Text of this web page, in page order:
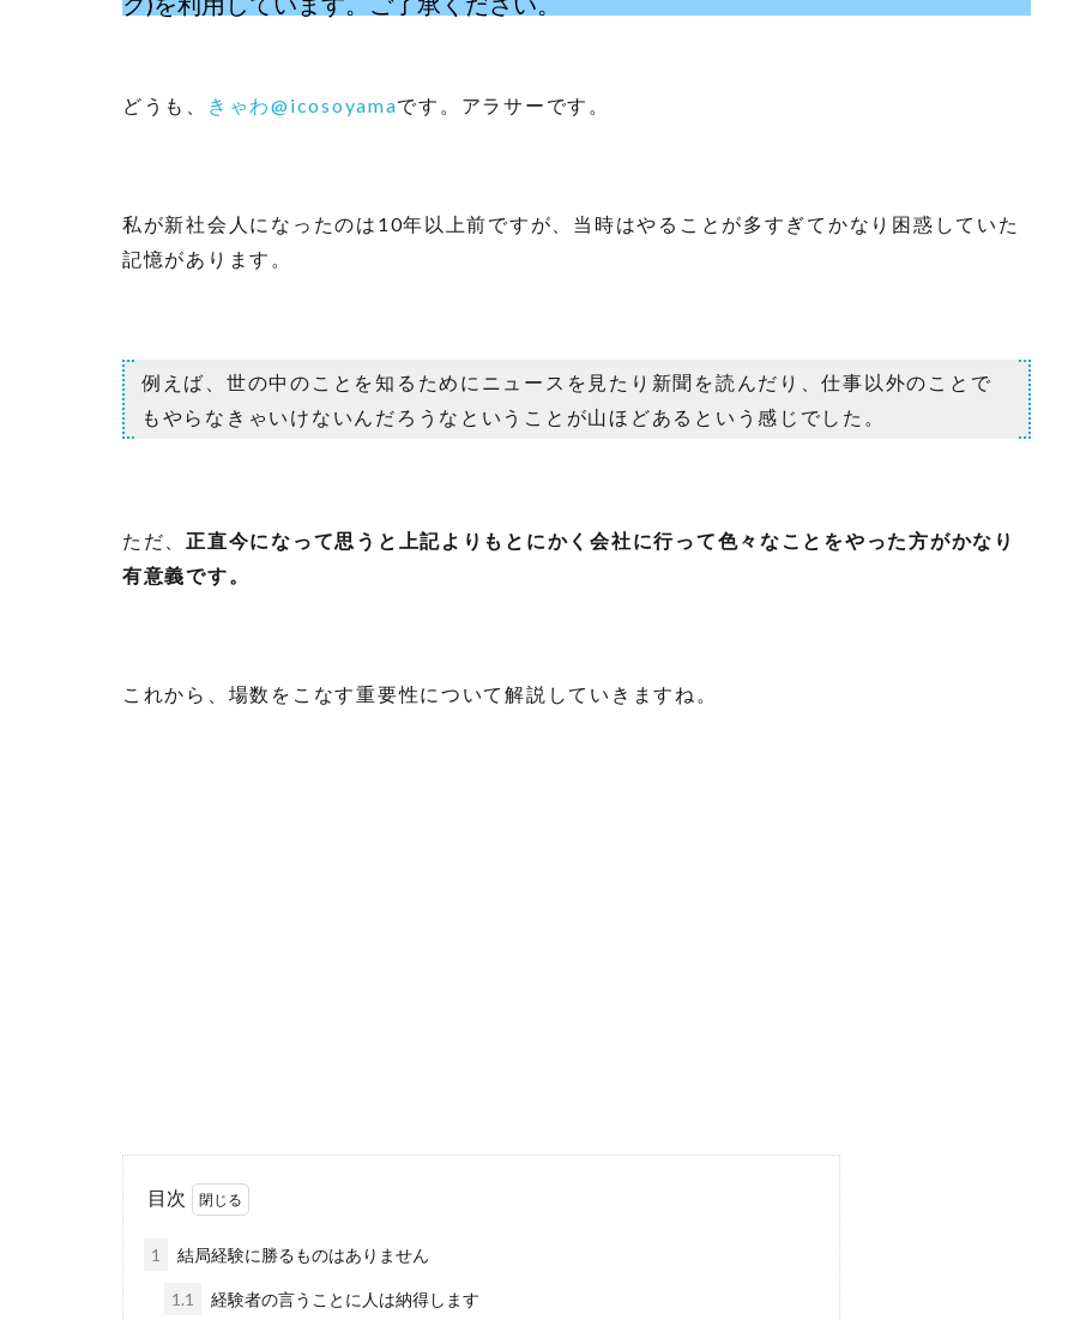
どうも、 きゃわ@icosoyamaです。アラサーです。
私が新社会人になったのは10年以上前ですが、当時はやることが多すぎてかなり困惑していた
記憶があります。
例えば、世の中のことを知るためにニュースを見たり新聞を読んだり、仕事以外のことで
もやらなきゃいけないんだろうなということが山ほどあるという感じでした。
ただ、 正直今になって思うと上記よりもとにかく会社に行って色々なことをやった方がかなり
有意義です。
これから、場数をこなす重要性について解説していきますね。
目次
1 結局経験に勝るものはありません
1.1 経験者の言うことに人は納得します